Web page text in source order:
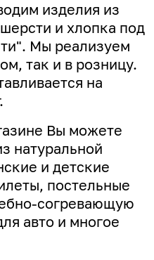
изделия из
и хлопка под
Мы реализуем
так и в розницу.
на
Вы можете
натуральной
и детские
постельные
согревающую
авто и многое